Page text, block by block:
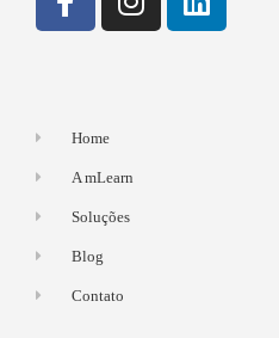
Home
A mLearn
Soluções
Blog
Contato